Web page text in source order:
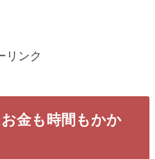
リンク
金も時間もかか